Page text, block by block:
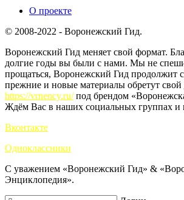
О проекте
© 2008-2022 - Воронежский Гид.
Воронежский Гид меняет свой формат.
долгие годы вы были с нами. Мы не
прощаться, Воронежский Гид продолжит
прежние и новые материалы обретут свой
https://vrnency.ru/под брендом
Ждём Вас в наших социальных группах и
Вконтакте
Одноклассники
С уважением «Воронежский Гид» &
Энциклопедия».